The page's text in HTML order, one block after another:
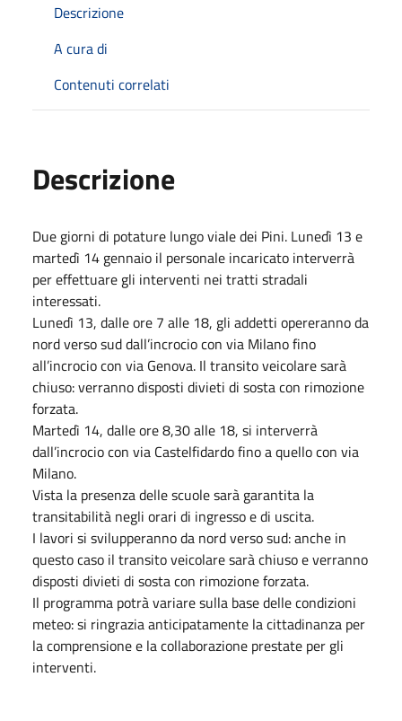
Descrizione
A cura di
Contenuti correlati
Descrizione
Due giorni di potature lungo viale dei Pini. Lunedì 13 e
martedì 14 gennaio il personale incaricato interverrà
per effettuare gli interventi nei tratti stradali
interessati.
Lunedì 13, dalle ore 7 alle 18, gli addetti opereranno da
nord verso sud dall’incrocio con via Milano fino
all’incrocio con via Genova. Il transito veicolare sarà
chiuso: verranno disposti divieti di sosta con rimozione
forzata.
Martedì 14, dalle ore 8,30 alle 18, si interverrà
dall’incrocio con via Castelfidardo fino a quello con via
Milano.
Vista la presenza delle scuole sarà garantita la
transitabilità negli orari di ingresso e di uscita.
I lavori si svilupperanno da nord verso sud: anche in
questo caso il transito veicolare sarà chiuso e verranno
disposti divieti di sosta con rimozione forzata.
Il programma potrà variare sulla base delle condizioni
meteo: si ringrazia anticipatamente la cittadinanza per
la comprensione e la collaborazione prestate per gli
interventi.